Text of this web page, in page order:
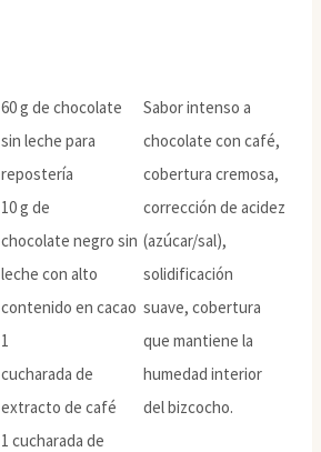
60 g de chocolate
sin leche para
repostería
10 g de
chocolate negro sin
leche con alto
contenido en cacao
1
cucharada de
extracto de café
1 cucharada de
Sabor intenso a
chocolate con café,
cobertura cremosa,
corrección de acidez
(azúcar/sal),
solidificación
suave, cobertura
que mantiene la
humedad interior
del bizcocho.